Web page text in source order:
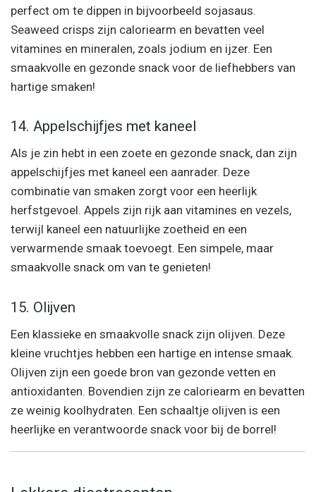
perfect om te dippen in bijvoorbeeld sojasaus.
Seaweed crisps zijn caloriearm en bevatten veel
vitamines en mineralen, zoals jodium en ijzer. Een
smaakvolle en gezonde snack voor de liefhebbers van
hartige smaken!
14. Appelschijfjes met kaneel
Als je zin hebt in een zoete en gezonde snack, dan zijn
appelschijfjes met kaneel een aanrader. Deze
combinatie van smaken zorgt voor een heerlijk
herfstgevoel. Appels zijn rijk aan vitamines en vezels,
terwijl kaneel een natuurlijke zoetheid en een
verwarmende smaak toevoegt. Een simpele, maar
smaakvolle snack om van te genieten!
15. Olijven
Een klassieke en smaakvolle snack zijn olijven. Deze
kleine vruchtjes hebben een hartige en intense smaak.
Olijven zijn een goede bron van gezonde vetten en
antioxidanten. Bovendien zijn ze caloriearm en bevatten
ze weinig koolhydraten. Een schaaltje olijven is een
heerlijke en verantwoorde snack voor bij de borrel!